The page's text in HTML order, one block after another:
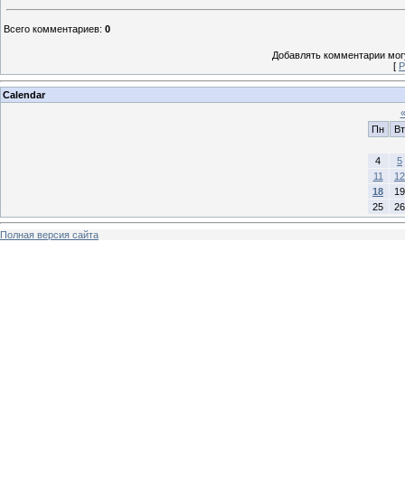
Всего комментариев: 0
Добавлять комментарии
[
Calendar
«
Пн
Вт
4
5
11
12
18
19
25
26
Полная версия сайта